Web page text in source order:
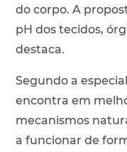
do corpo. A
pH dos tecidos,
destaca.
Segundo a
encontra em
mecanismos
a funcionar de